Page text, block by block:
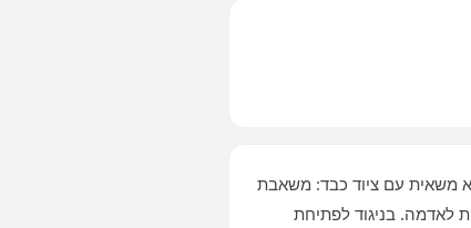
משאית עם ציוד כבד: משאבת
לאדמה. בניגוד לפתיחת